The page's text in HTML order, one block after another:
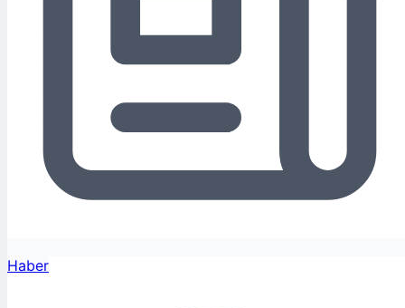
Haber